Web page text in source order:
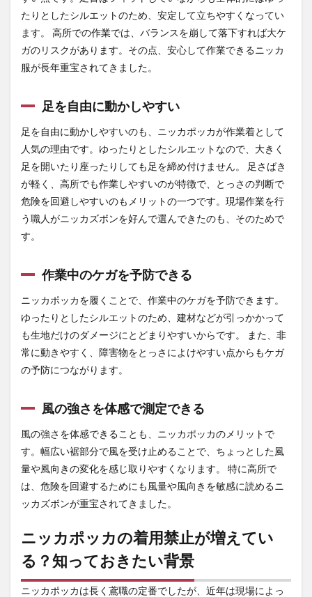
景
安全
帯・
用器
の相
性
3.2
周囲
材・
機械
りリ
スク
3.3
現場
や企
業の
イメ
ニッ
カポ
ッカ
のサ
イズ
の選
や注
意点
普段
サイ
ズ＝
自分
たりとしたシルエットのため、安定して立ちやすくなってい
ます。 高所での作業では、バランスを崩して落下すれば大ケ
ガのリスクがあります。その点、安心して作業できるニッカ
服が長年重宝されてきました。
足を自由に動かしやすい
足を自由に動かしやすいのも、ニッカポッカが作業着として
人気の理由です。ゆったりとしたシルエットなので、大きく
足を開いたり座ったりしても足を締め付けません。 足さばき
が軽く、高所でも作業しやすいのが特徴で、とっさの判断で
危険を回避しやすいのもメリットの一つです。現場作業を行
う職人がニッカズボンを好んで選んできたのも、そのためで
す。
作業中のケガを予防できる
ニッカポッカを履くことで、作業中のケガを予防できます。
ゆったりとしたシルエットのため、建材などが引っかかって
も生地だけのダメージにとどまりやすいからです。 また、非
常に動きやすく、障害物をとっさによけやすい点からもケガ
の予防につながります。
風の強さを体感で測定できる
風の強さを体感できることも、ニッカポッカのメリットで
す。幅広い裾部分で風を受け止めることで、ちょっとした風
量や風向きの変化を感じ取りやすくなります。 特に高所で
は、危険を回避するためにも風量や風向きを敏感に読めるニ
ッカズボンが重宝されてきました。
ニッカポッカの着用禁止が増えてい
る？知っておきたい背景
ニッカポッカは長く鳶職の定番でしたが、近年は現場によっ